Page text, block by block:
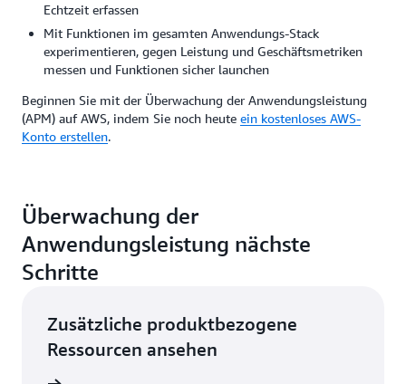
Echtzeit erfassen
Mit Funktionen im gesamten Anwendungs-Stack
experimentieren, gegen Leistung und Geschäftsmetriken
messen und Funktionen sicher launchen
Beginnen Sie mit der Überwachung der Anwendungsleistung
(APM) auf AWS, indem Sie noch heute ein kostenloses AWS-
Konto erstellen.
Überwachung der
Anwendungsleistung nächste
Schritte
Zusätzliche produktbezogene
Ressourcen ansehen